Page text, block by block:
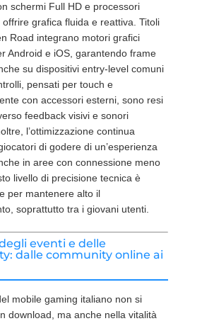
schermi Full HD e processori
grafica fluida e reattiva. Titoli
Road integrano motori grafici
Android e iOS, garantendo frame
su dispositivi entry-level comuni
pensati per touch e
con accessori esterni, sono resi
feedback visivi e sonori
l’ottimizzazione continua
di godere di un’esperienza
in aree con connessione meno
livello di precisione tecnica è
per mantenere alto il
soprattutto tra i giovani utenti.
eventi e delle
dalle community online ai
mobile gaming italiano non si
download, ma anche nella vitalità